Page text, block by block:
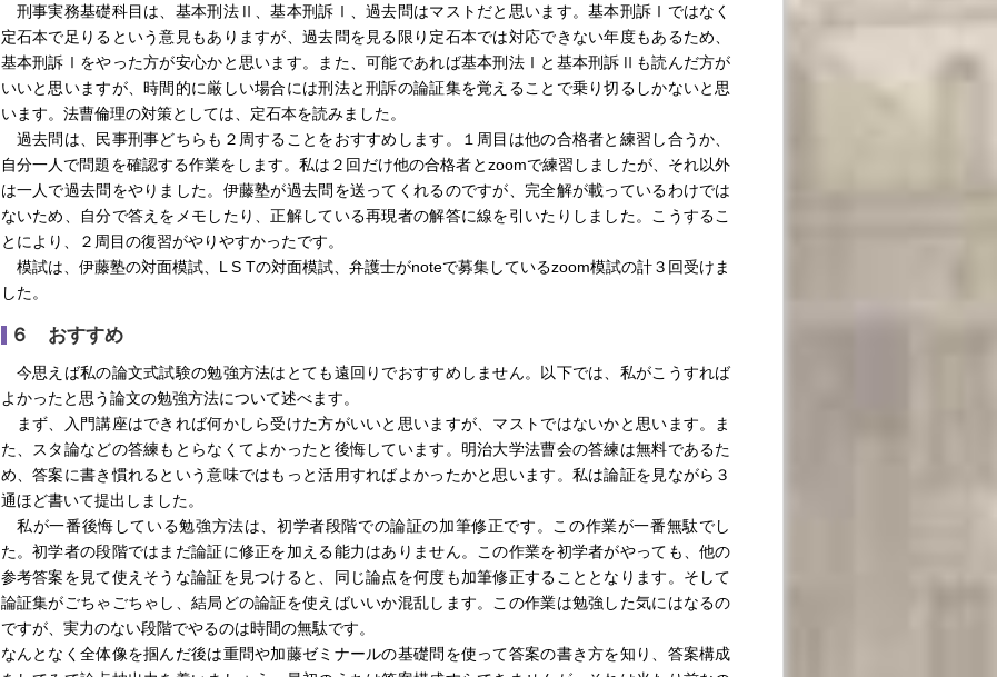
刑事実務基礎科目は、基本刑法Ⅱ、基本刑訴Ⅰ、過去問はマストだと思います。基本刑訴Ⅰではなく
定石本で足りるという意見もありますが、過去問を見る限り定石本では対応できない年度もあるため、
基本刑訴Ⅰをやった方が安心かと思います。また、可能であれば基本刑法Ⅰと基本刑訴Ⅱも読んだ方が
いいと思いますが、時間的に厳しい場合には刑法と刑訴の論証集を覚えることで乗り切るしかないと思
います。法曹倫理の対策としては、定石本を読みました。
過去問は、民事刑事どちらも２周することをおすすめします。１周目は他の合格者と練習し合うか、
自分一人で問題を確認する作業をします。私は２回だけ他の合格者とzoomで練習しましたが、それ以外
は一人で過去問をやりました。伊藤塾が過去問を送ってくれるのですが、完全解が載っているわけでは
ないため、自分で答えをメモしたり、正解している再現者の解答に線を引いたりしました。こうするこ
とにより、２周目の復習がやりやすかったです。
模試は、伊藤塾の対面模試、L S Tの対面模試、弁護士がnoteで募集しているzoom模試の計３回受けま
した。
６ おすすめ
今思えば私の論文式試験の勉強方法はとても遠回りでおすすめしません。以下では、私がこうすれば
よかったと思う論文の勉強方法について述べます。
まず、入門講座はできれば何かしら受けた方がいいと思いますが、マストではないかと思います。ま
た、スタ論などの答練もとらなくてよかったと後悔しています。明治大学法曹会の答練は無料であるた
め、答案に書き慣れるという意味ではもっと活用すればよかったかと思います。私は論証を見ながら３
通ほど書いて提出しました。
私が一番後悔している勉強方法は、初学者段階での論証の加筆修正です。この作業が一番無駄でし
た。初学者の段階ではまだ論証に修正を加える能力はありません。この作業を初学者がやっても、他の
参考答案を見て使えそうな論証を見つけると、同じ論点を何度も加筆修正することとなります。そして
論証集がごちゃごちゃし、結局どの論証を使えばいいか混乱します。この作業は勉強した気にはなるの
ですが、実力のない段階でやるのは時間の無駄です。
なんとなく全体像を掴んだ後は重問や加藤ゼミナールの基礎問を使って答案の書き方を知り、答案構成